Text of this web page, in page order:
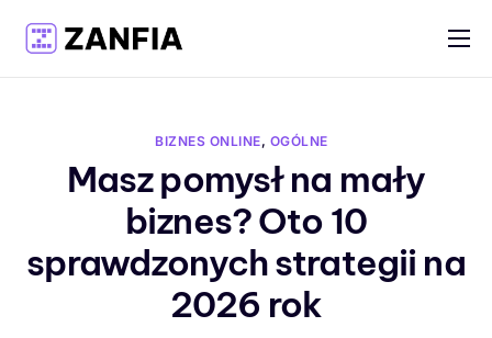
Funkcje
Cennik
Logowanie
Rejestracja
BIZNES ONLINE, OGÓLNE
Masz pomysł na mały
biznes? Oto 10
sprawdzonych strategii na
2026 rok